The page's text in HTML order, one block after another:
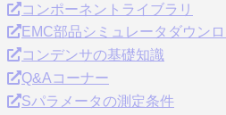
コンポーネントライブラリ
EMC部品シミュレータダウン
コンデンサの基礎知識
Q&Aコーナー
Sパラメータの測定条件